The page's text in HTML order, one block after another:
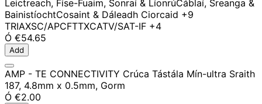
Leictreach, Físe-Fuaim, Sonraí & LíonrúCáblaí, Sreanga &
BainistíochtCosaint & Dáleadh Ciorcaid +9
TRIAXSC/APCFTTXCATV/SAT-IF +4
Ó €54.65
Add
AMP - TE CONNECTIVITY Crúca Tástála Mín-ultra Sraith
187, 4.8mm x 0.5mm, Gorm
Ó €2.00